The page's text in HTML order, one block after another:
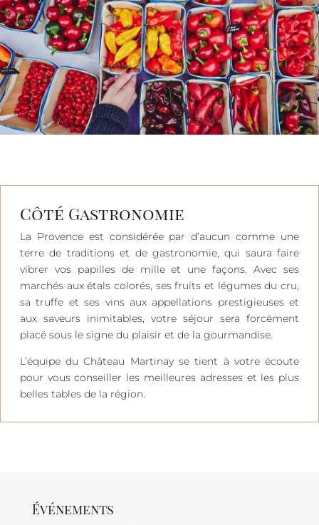
Côté Gastronomie
La Provence est considérée par d’aucun comme une
terre de traditions et de gastronomie, qui saura faire
vibrer vos papilles de mille et une façons. Avec ses
marchés aux étals colorés, ses fruits et légumes du cru,
sa truffe et ses vins aux appellations prestigieuses et
aux saveurs inimitables, votre séjour sera forcément
placé sous le signe du plaisir et de la gourmandise.
L’équipe du Château Martinay se tient à votre écoute
pour vous conseiller les meilleures adresses et les plus
belles tables de la région.
Événements